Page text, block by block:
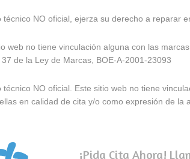
técnico NO oficial, ejerza su derecho a reparar
web no tiene vinculación alguna con las
de la Ley de Marcas, BOE-A-2001-23093
técnico NO oficial. Este sitio web no tiene
en calidad de cita y/o como expresión de la
¡Pida Cita Ahora!